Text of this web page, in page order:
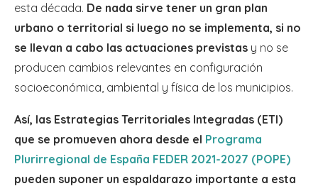
esta década. De nada sirve tener un gran plan
urbano o territorial si luego no se implementa, si no
se llevan a cabo las actuaciones previstas y no se
producen cambios relevantes en configuración
socioeconómica, ambiental y física de los municipios.
Así, las Estrategias Territoriales Integradas (ETI)
que se promueven ahora desde el Programa
Plurirregional de España FEDER 2021-2027 (POPE)
pueden suponer un espaldarazo importante a esta